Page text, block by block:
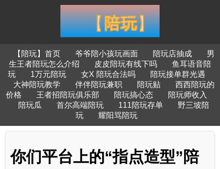
【陪玩】首页 爷爷陪小孩玩画面 陪玩店抽成
男
生王者陪玩怎么介绍
皮皮陪玩有线下吗
鱼耳语音陪
玩
1万元陪玩 女X 陪玩合法吗
陪玩接单群光遇
大神陪玩教学
伴伴陪玩兼职 陪玩贴
西西陪玩的
价格
王者招陪玩俱乐部 陪玩搞心态
陪玩师收入
陪玩瓜
首尔高端陪玩 111陪玩存单
野三坡陪
玩
耀阳骂陪玩
你们平台上的“指点造型”陪